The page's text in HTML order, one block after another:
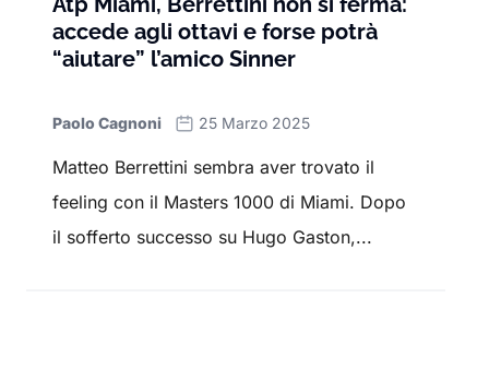
accede agli ottavi e forse potrà
“aiutare” l’amico Sinner
Paolo Cagnoni 25 Marzo 2025
Matteo Berrettini sembra aver trovato il
feeling con il Masters 1000 di Miami. Dopo
il sofferto successo su Hugo Gaston,...